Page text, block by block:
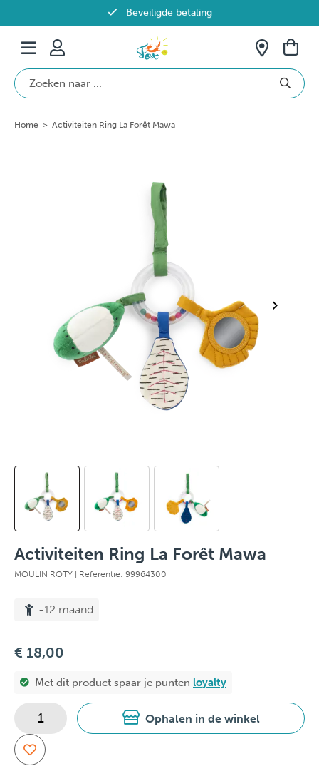
Beveiligde betaling
Gratis verzending vanaf €69 in België
Home > Activiteiten Ring La Forêt Mawa
Activiteiten Ring La Forêt Mawa
MOULIN ROTY | Referentie: 99964300
-12 maand
€ 18,00
Met dit product spaar je punten loyalty
Ophalen in de winkel